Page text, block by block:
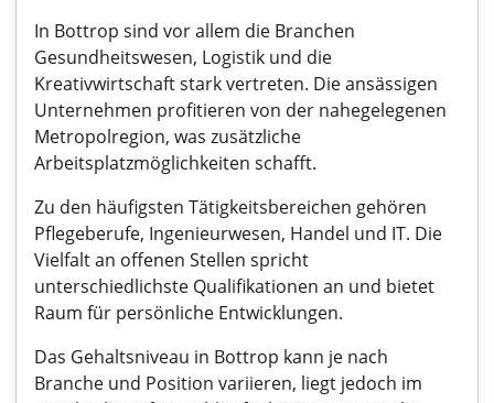
In Bottrop sind vor allem die Branchen
Gesundheitswesen, Logistik und die
Kreativwirtschaft stark vertreten. Die ansässigen
Unternehmen profitieren von der nahegelegenen
Metropolregion, was zusätzliche
Arbeitsplatzmöglichkeiten schafft.
Zu den häufigsten Tätigkeitsbereichen gehören
Pflegeberufe, Ingenieurwesen, Handel und IT. Die
Vielfalt an offenen Stellen spricht
unterschiedlichste Qualifikationen an und bietet
Raum für persönliche Entwicklungen.
Das Gehaltsniveau in Bottrop kann je nach
Branche und Position variieren, liegt jedoch im